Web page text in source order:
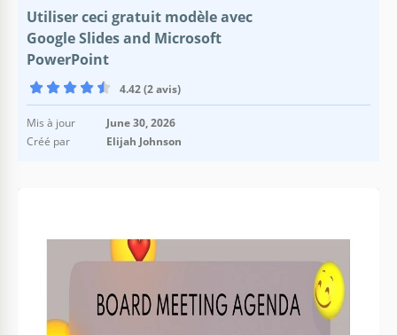
Utiliser ceci gratuit modèle avec
Google Slides and Microsoft
PowerPoint
4.42 (2 avis)
Mis à jour
June 30, 2026
Créé par
Elijah Johnson